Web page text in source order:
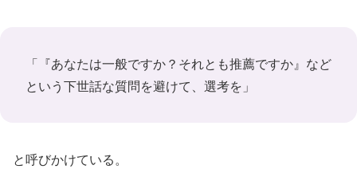
「『あなたは一般ですか？それとも推薦ですか』など
という下世話な質問を避けて、選考を」
と呼びかけている。